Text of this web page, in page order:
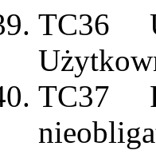
TC36
TC37